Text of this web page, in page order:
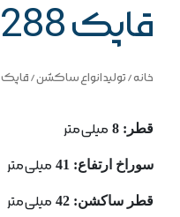
قاپک PV288
خانه/تولید انواع ساکشن/ قاپک PV288
قطر: 8 میلی متر
سوراخ ارتفاع: 41 میلی متر
قطر ساكشن: 42 میلی متر